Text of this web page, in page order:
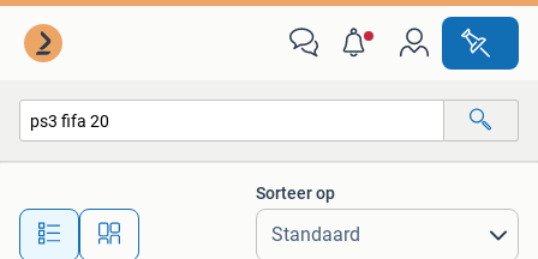
Alle afstanden…
Sorteer op